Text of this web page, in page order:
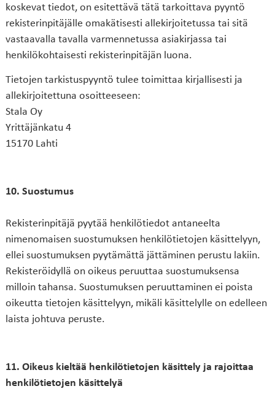
koskevat tiedot, on esitettävä tätä tarkoittava pyyntö
rekisterinpitäjälle omakätisesti allekirjoitetussa tai sitä
vastaavalla tavalla varmennetussa asiakirjassa tai
henkilökohtaisesti rekisterinpitäjän luona.
Tietojen tarkistuspyyntö tulee toimittaa kirjallisesti ja
allekirjoitettuna osoitteeseen:
Stala Oy
Yrittäjänkatu 4
15170 Lahti
10. Suostumus
Rekisterinpitäjä pyytää henkilötiedot antaneelta
nimenomaisen suostumuksen henkilötietojen käsittelyyn,
ellei suostumuksen pyytämättä jättäminen perustu lakiin.
Rekisteröidyllä on oikeus peruuttaa suostumuksensa
milloin tahansa. Suostumuksen peruuttaminen ei poista
oikeutta tietojen käsittelyyn, mikäli käsittelylle on edelleen
laista johtuva peruste.
11. Oikeus kieltää henkilötietojen käsittely ja rajoittaa
henkilötietojen käsittelyä